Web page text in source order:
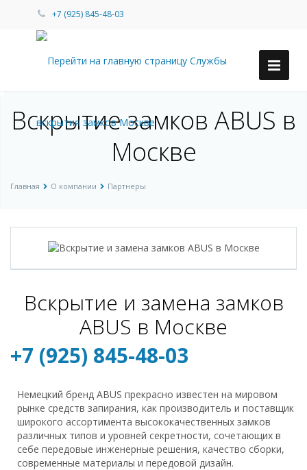
+7 (925) 845-48-03
Вскрытие замков ABUS в
Москве
Главная О компании Партнеры
Вскрытие и замена замков
ABUS в Москве
+7 (925) 845-48-03
Немецкий бренд ABUS прекрасно известен на мировом
рынке средств запирания, как производитель и поставщик
широкого ассортимента высококачественных замков
различных типов и уровней секретности, сочетающих в
себе передовые инженерные решения, качество сборки,
современные материалы и передовой дизайн.